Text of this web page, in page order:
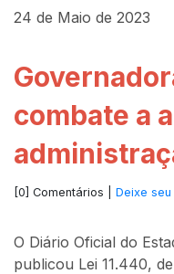
24 de Maio de 2023
combate a
[0] Comentários | Deixe
O Diário Oficial do
publicou Lei 11.440,